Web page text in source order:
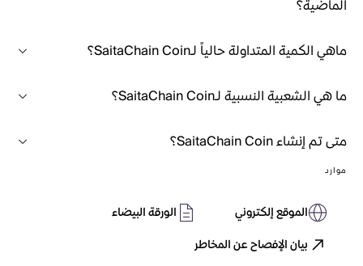
الماضية؟
ماهي الكمية المتداولة حالياً لـSaitaChain Coin؟
ما هي الشعبية النسبية لـSaitaChain Coin؟
متى تم إنشاء SaitaChain Coin؟
موارد
الموقع إلكتروني
الورقة البيضاء
بيان الإفصاح عن المخاطر